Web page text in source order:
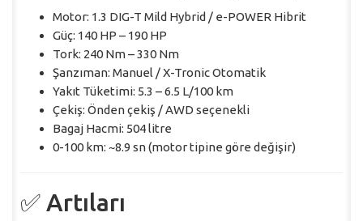
Motor: 1.3 DIG-T Mild Hybrid / e-POWER Hibrit
Güç: 140 HP – 190 HP
Tork: 240 Nm – 330 Nm
Şanzıman: Manuel / X-Tronic Otomatik
Yakıt Tüketimi: 5.3 – 6.5 L/100 km
Çekiş: Önden çekiş / AWD seçenekli
Bagaj Hacmi: 504 litre
0-100 km: ~8.9 sn (motor tipine göre değişir)
✅ Artıları